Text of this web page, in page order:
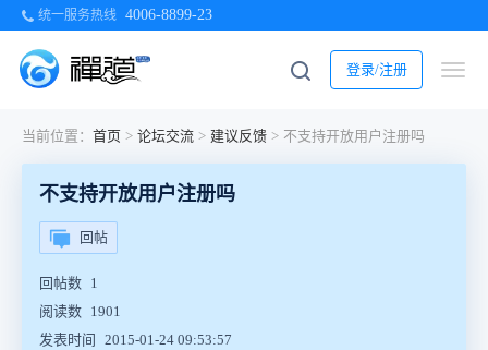
统一服务热线 4006-8899-23
登录/注册
当前位置： 首页 > 论坛交流 > 建议反馈 > 不支持开放用户注册吗
不支持开放用户注册吗
回帖
回帖数 1
阅读数 1901
发表时间
2015-01-24 09:53:57